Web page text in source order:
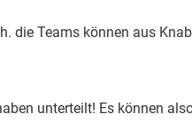
die Teams können aus
unterteilt! Es können